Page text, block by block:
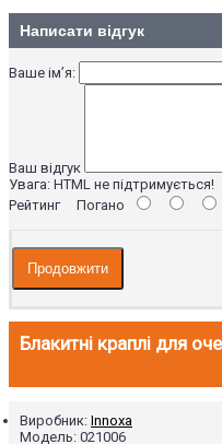
Написати відгук
Ваше ім’я:
Ваш відгук
Увага: HTML не підтримується!
РейтингПогано
Продовжити
Блакитні краплі для
Виробник: Innoxa
Модель: 021006